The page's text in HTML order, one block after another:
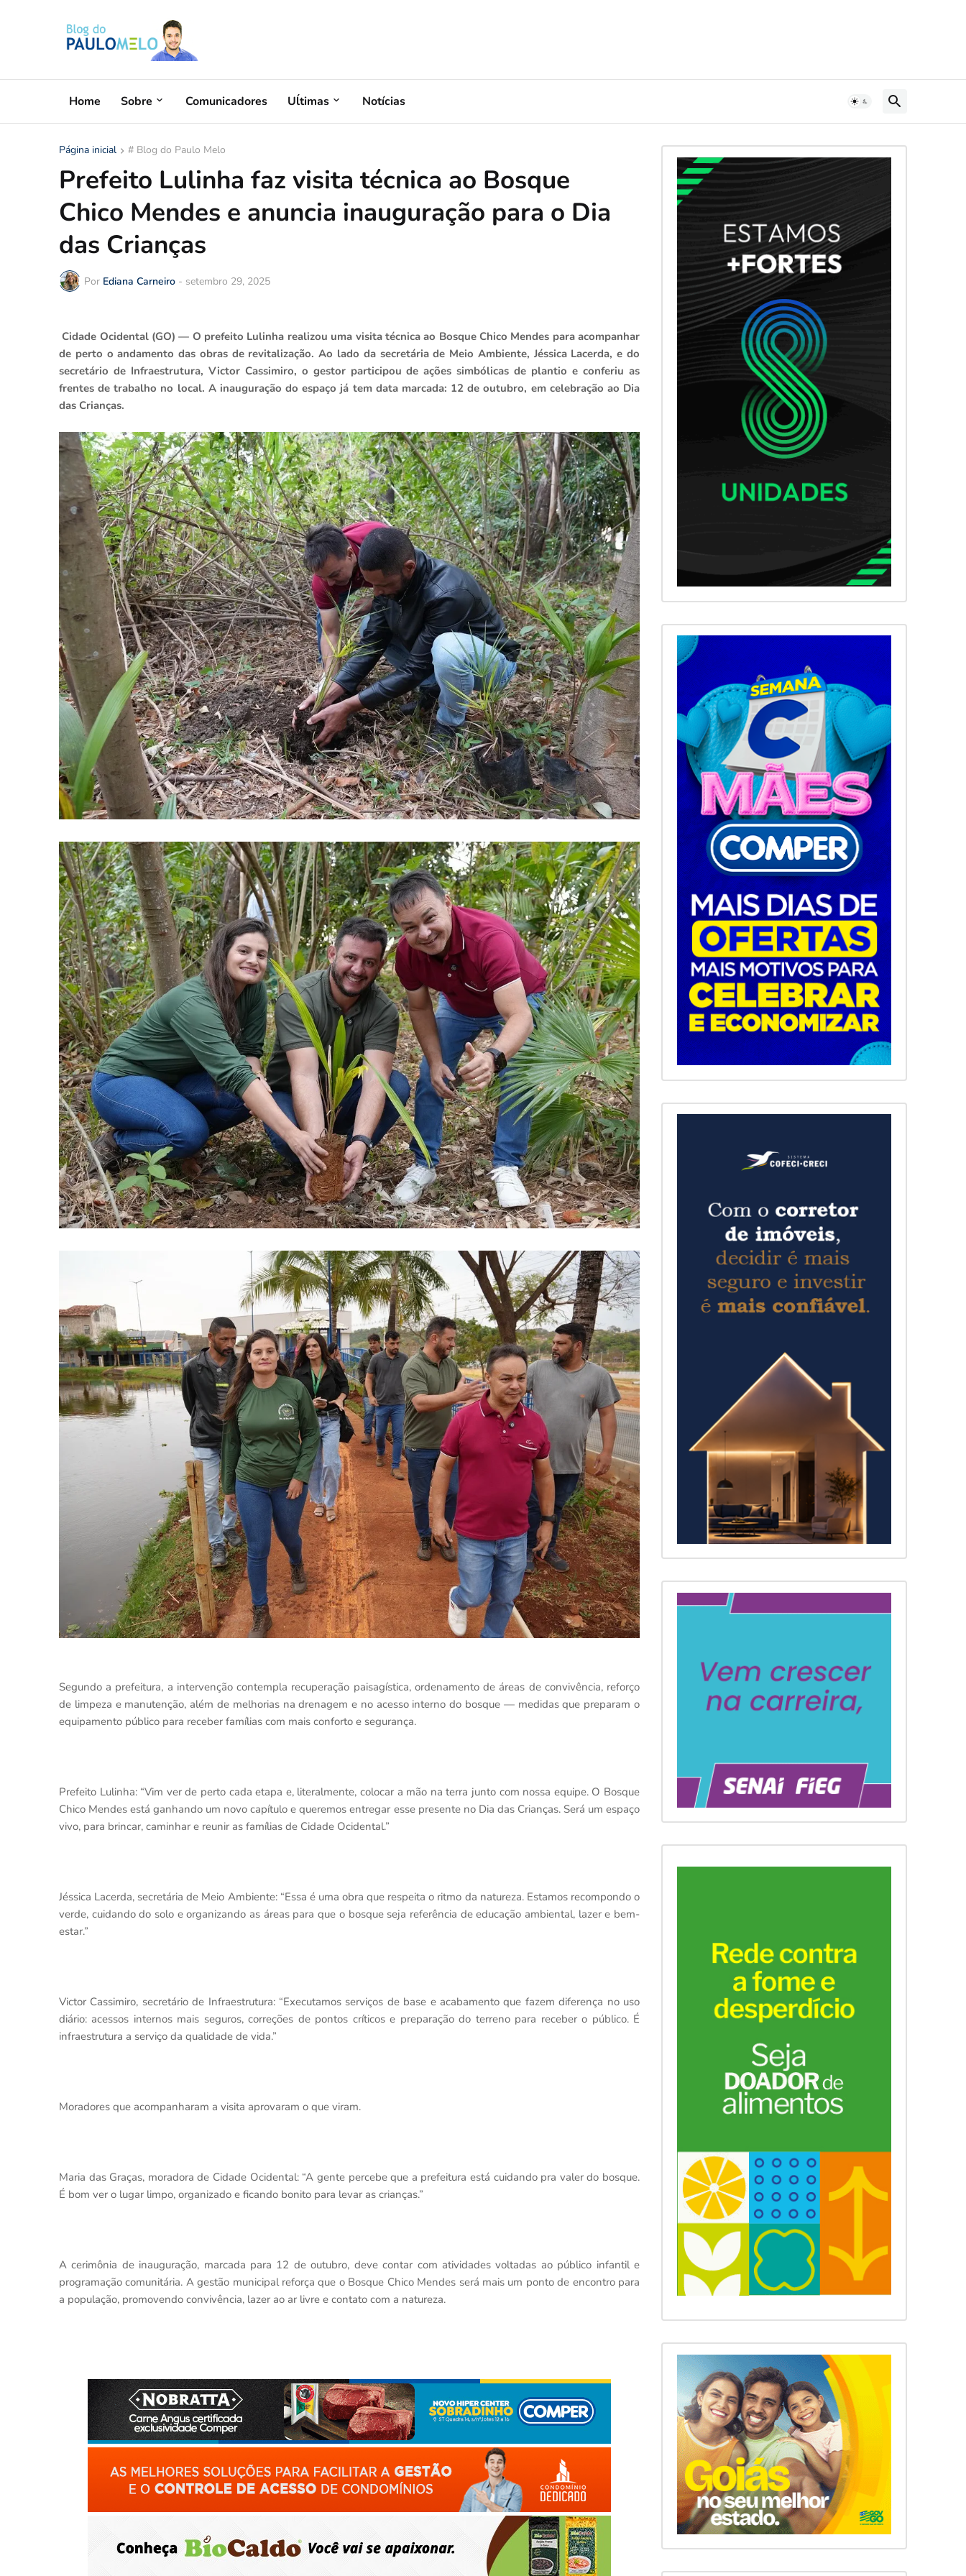
Home Sobre Comunicadores Uĺtimas Notícias
Página inicial # Blog do Paulo Melo
Prefeito Lulinha faz visita técnica ao Bosque
Chico Mendes e anuncia inauguração para o Dia
das Crianças
Por Ediana Carneiro - setembro 29, 2025
Cidade Ocidental (GO) — O prefeito Lulinha realizou uma visita técnica ao Bosque Chico Mendes para acompanhar
de perto o andamento das obras de revitalização. Ao lado da secretária de Meio Ambiente, Jéssica Lacerda, e do
secretário de Infraestrutura, Victor Cassimiro, o gestor participou de ações simbólicas de plantio e conferiu as
frentes de trabalho no local. A inauguração do espaço já tem data marcada: 12 de outubro, em celebração ao Dia
das Crianças.
Segundo a prefeitura, a intervenção contempla recuperação paisagística, ordenamento de áreas de convivência, reforço
de limpeza e manutenção, além de melhorias na drenagem e no acesso interno do bosque — medidas que preparam o
equipamento público para receber famílias com mais conforto e segurança.
Prefeito Lulinha: “Vim ver de perto cada etapa e, literalmente, colocar a mão na terra junto com nossa equipe. O Bosque
Chico Mendes está ganhando um novo capítulo e queremos entregar esse presente no Dia das Crianças. Será um espaço
vivo, para brincar, caminhar e reunir as famílias de Cidade Ocidental.”
Jéssica Lacerda, secretária de Meio Ambiente: “Essa é uma obra que respeita o ritmo da natureza. Estamos recompondo o
verde, cuidando do solo e organizando as áreas para que o bosque seja referência de educação ambiental, lazer e bem-
estar.”
Victor Cassimiro, secretário de Infraestrutura: “Executamos serviços de base e acabamento que fazem diferença no uso
diário: acessos internos mais seguros, correções de pontos críticos e preparação do terreno para receber o público. É
infraestrutura a serviço da qualidade de vida.”
Moradores que acompanharam a visita aprovaram o que viram.
Maria das Graças, moradora de Cidade Ocidental: “A gente percebe que a prefeitura está cuidando pra valer do bosque.
É bom ver o lugar limpo, organizado e ficando bonito para levar as crianças.”
A cerimônia de inauguração, marcada para 12 de outubro, deve contar com atividades voltadas ao público infantil e
programação comunitária. A gestão municipal reforça que o Bosque Chico Mendes será mais um ponto de encontro para
a população, promovendo convivência, lazer ao ar livre e contato com a natureza.